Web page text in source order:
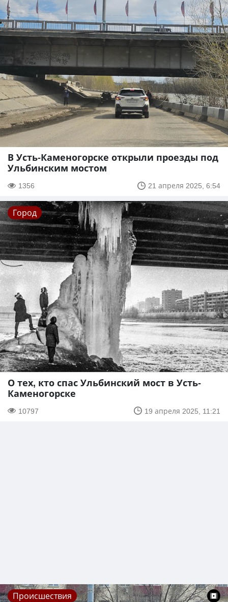
В Усть-Каменогорске открыли проезды под
Ульбинским мостом
1356 21 апреля 2025, 6:54
Город
О тех, кто спас Ульбинский мост в Усть-
Каменогорске
10797 19 апреля 2025, 11:21
Происшествия